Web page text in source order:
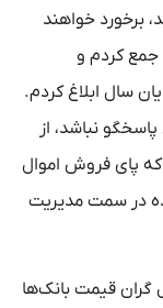
برخورد خواهند
جمع کردم و
سال ابلاغ کردم.
نباشد، از
که پای فروش اموال
در سال آینده در سمت مدیریت
گران قیمت بانک‌ها